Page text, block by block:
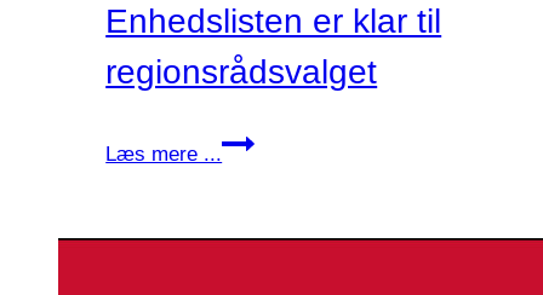
Enhedslisten er klar til
regionsrådsvalget
Læs mere ...
Enhedslisten
til